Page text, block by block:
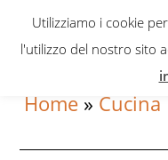
Skip
navigation
Skip
Home » Cucina
Utilizziamo i cookie
l'utilizzo del nostro sito